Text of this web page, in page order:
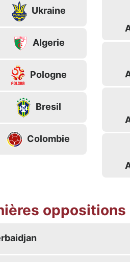
Ukraine
Algerie
Pologne
Bresil
Colombie